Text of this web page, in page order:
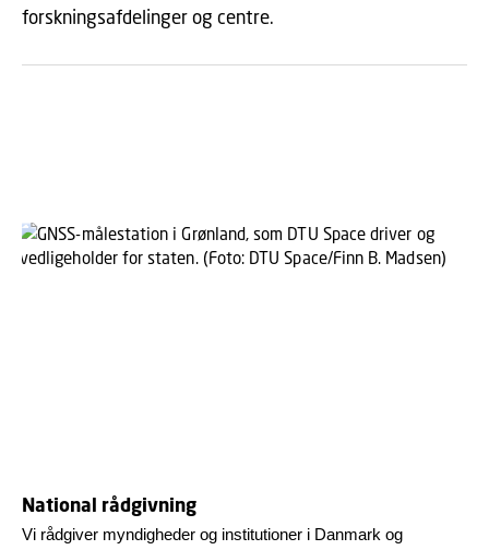
forskningsafdelinger og centre.
National rådgivning
Vi rådgiver myndigheder og institutioner i Danmark og